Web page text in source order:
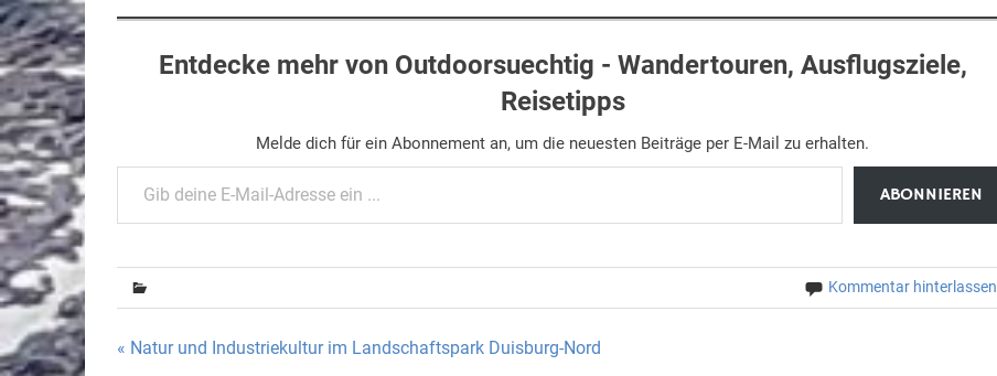
Entdecke mehr von Outdoorsuechtig - Wandertouren, Ausflugsziele,
Reisetipps
Melde dich für ein Abonnement an, um die neuesten Beiträge per E-Mail zu erhalten.
Gib deine E-Mail-Adresse ein ...
ABONNIEREN
Kommentar hinterlassen
Beitragsnavigation
« Natur und Industriekultur im Landschaftspark Duisburg-Nord